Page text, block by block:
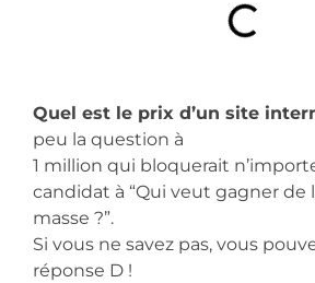
Quel est le prix d’un site
peu la question à
1 million qui bloquerait
candidat à “Qui veut gagner de
masse ?”.
Si vous ne savez pas, vous
réponse D !